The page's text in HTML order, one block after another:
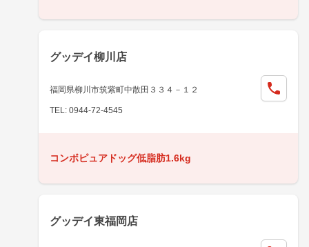
グッデイ柳川店
福岡県柳川市筑紫町中散田３３４－１２
TEL: 0944-72-4545
コンボピュアドッグ低脂肪1.6kg
グッデイ東福岡店